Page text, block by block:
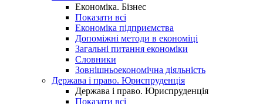
Економіка. Бізнес
Показати всі
Економіка підприємства
Допоміжні методи в економіці
Загальні питання економіки
Словники
Зовнішньоекономічна діяльність
Держава і право. Юриспруденція
Держава і право. Юриспруденція
Показати всі